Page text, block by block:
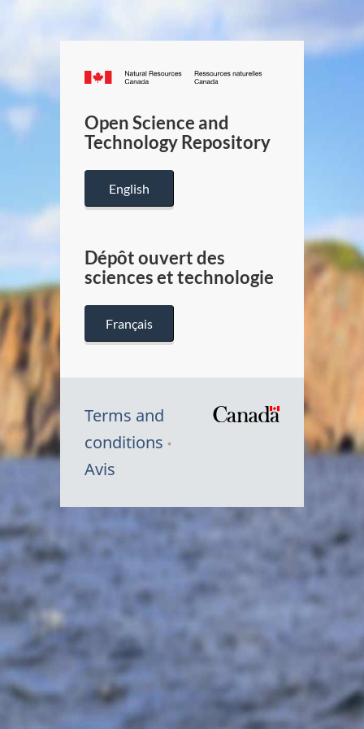
Canada.ca
/
Canada
Open Science and
Technology Repository
English
Dépôt ouvert des
sciences et technologie
Français
Terms and
conditions
Avis
Symbole
Canada